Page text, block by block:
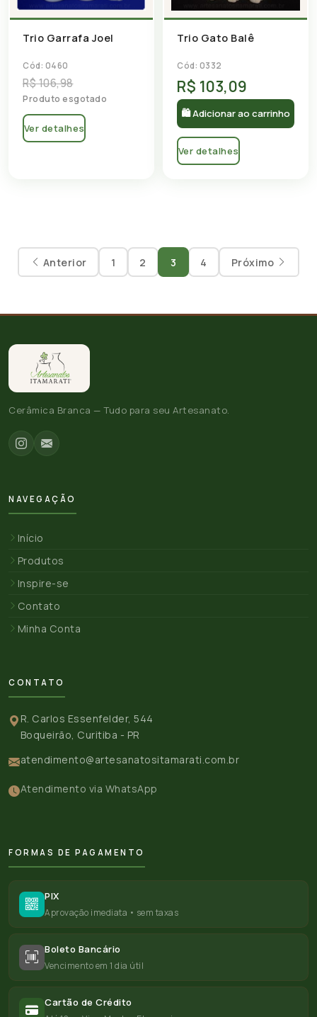
Trio Garrafa Joel
Cód: 0460
R$ 106,98
Produto esgotado
Ver detalhes
Trio Gato Balê
Cód: 0332
R$ 103,09
🛍 Adicionar ao carrinho
Ver detalhes
Anterior 1 2 3 4 Próximo
Cerâmica Branca — Tudo para seu Artesanato.
NAVEGAÇÃO
Início
Produtos
Inspire-se
Contato
Minha Conta
CONTATO
R. Carlos Essenfelder, 544
Boqueirão, Curitiba - PR
atendimento@artesanatositamarati.com.br
Atendimento via WhatsApp
FORMAS DE PAGAMENTO
PIX
Aprovação imediata • sem taxas
Boleto Bancário
Vencimento em 1 dia útil
Cartão de Crédito